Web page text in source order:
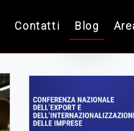
Contatti Blog